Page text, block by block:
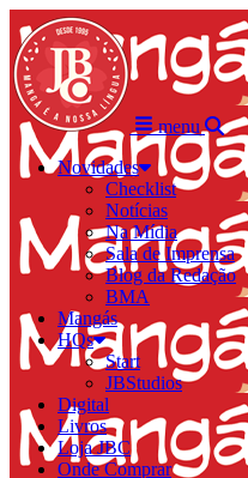
menu
Novidades
Checklist
Notícias
Na Mídia
Sala de Imprensa
Blog da Redação
BMA
Mangás
HQs
Start
JBStudios
Digital
Livros
Loja JBC
Onde Comprar